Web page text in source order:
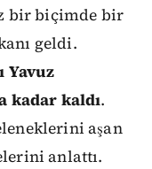
bir biçimde bir
geldi.
Yavuz
kadar kaldı.
aşan
anlattı.